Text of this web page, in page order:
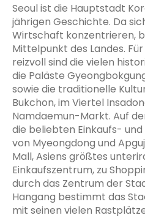
Seoul ist die Hauptstadt
jährigen Geschichte. Da
Wirtschaft konzentrieren,
Mittelpunkt des Landes.
reizvoll sind die vielen
die Paläste
sowie die traditionelle
Bukchon, im Viertel
Namdaemun-Markt. Auf
die beliebten Einkaufs-
von Myeongdong und
Mall, Asiens größtes
Einkaufszentrum, zu
durch das Zentrum der
Hangang bestimmt das
mit seinen vielen